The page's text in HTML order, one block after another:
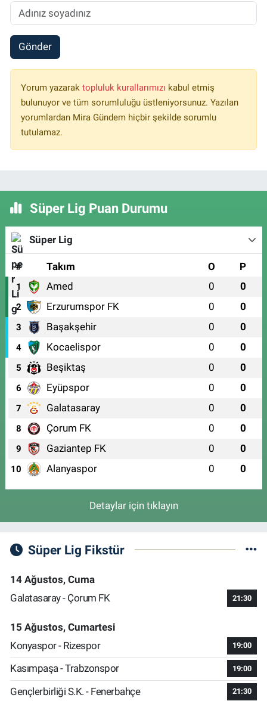
Gönder
Yorum yazarak topluluk kurallarımızı kabul etmiş
bulunuyor ve tüm sorumluluğu üstleniyorsunuz. Yazılan
yorumlardan Mira Gündem hiçbir şekilde sorumlu
tutulamaz.
Süper Lig Puan Durumu
Süper Lig
# Takım O P
1 Amed 0 0
2 Erzurumspor FK 0 0
3 Başakşehir 0 0
4 Kocaelispor 0 0
5 Beşiktaş 0 0
6 Eyüpspor 0 0
7 Galatasaray 0 0
8 Çorum FK 0 0
9 Gaziantep FK 0 0
10 Alanyaspor 0 0
Detaylar için tıklayın
Süper Lig Fikstür
14 Ağustos, Cuma
Galatasaray - Çorum FK
21:30
15 Ağustos, Cumartesi
Konyaspor - Rizespor
19:00
Kasımpaşa - Trabzonspor 19:00
Gençlerbirliği S.K. - Fenerbahçe 21:30